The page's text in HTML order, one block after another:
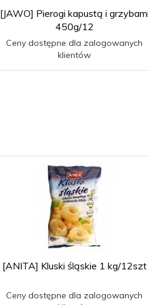
[JAWO] Pierogi kapustą i grzybami
450g/12
Ceny dostępne dla zalogowanych
klientów
[ANITA] Kluski śląskie 1 kg/12szt
Ceny dostępne dla zalogowanych